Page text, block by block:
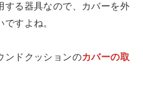
する器具なので、カバーを外
すよね。
ンドクッションのカバーの取